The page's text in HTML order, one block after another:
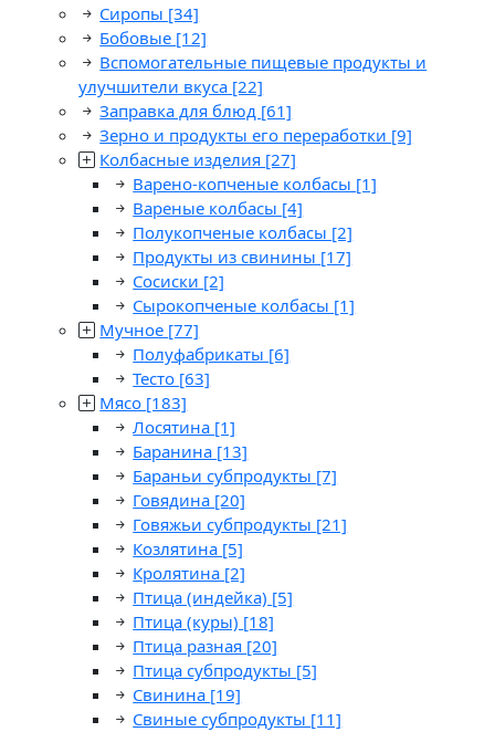
Сиропы [34]
Бобовые [12]
Вспомогательные пищевые продукты и
улучшители вкуса [22]
Заправка для блюд [61]
Зерно и продукты его переработки [9]
Колбасные изделия [27]
Варено-копченые колбасы [1]
Вареные колбасы [4]
Полукопченые колбасы [2]
Продукты из свинины [17]
Сосиски [2]
Сырокопченые колбасы [1]
Мучное [77]
Полуфабрикаты [6]
Тесто [63]
Мясо [183]
Лосятина [1]
Баранина [13]
Бараньи субпродукты [7]
Говядина [20]
Говяжьи субпродукты [21]
Козлятина [5]
Кролятина [2]
Птица (индейка) [5]
Птица (куры) [18]
Птица разная [20]
Птица субпродукты [5]
Свинина [19]
Свиные субпродукты [11]